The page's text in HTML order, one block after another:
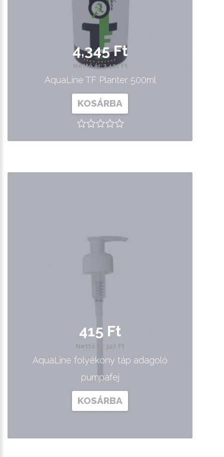
4,345 Ft
Nettó ár: 3,421 Ft
AquaLine TF Planter 500ml
KOSÁRBA
415 Ft
Nettó ár: 327 Ft
AquaLine folyékony táp adagoló
pumpafej
KOSÁRBA